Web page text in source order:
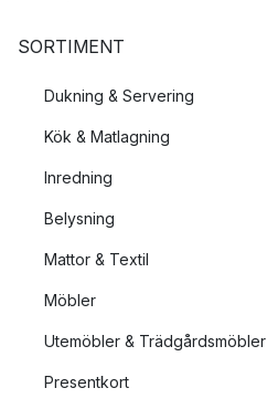
SORTIMENT
Dukning & Servering
Kök & Matlagning
Inredning
Belysning
Mattor & Textil
Möbler
Utemöbler & Trädgårdsmöbler
Presentkort